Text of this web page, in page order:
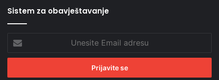
Sistem za obavještavanje
Email
adresu